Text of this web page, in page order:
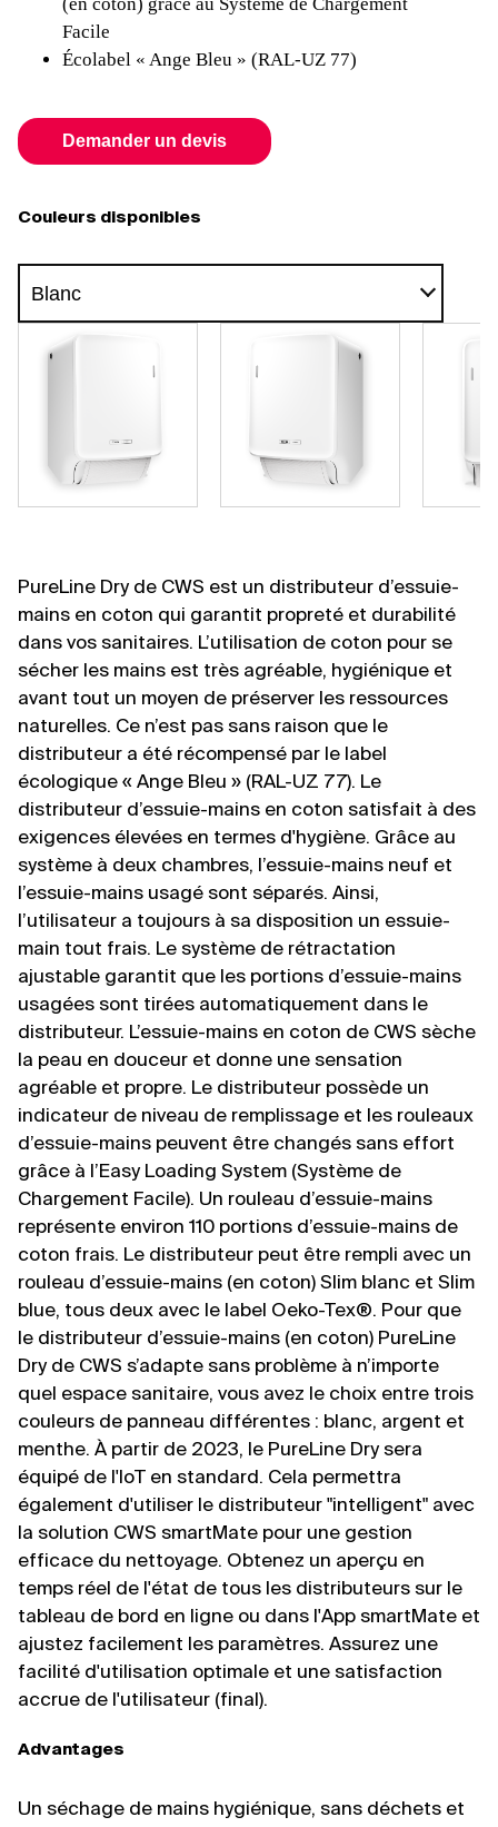
Facile
Écolabel « Ange Bleu » (RAL-UZ 77)
Demander un devis
Couleurs disponibles
PureLine Dry de CWS est un distributeur d’essuie-
mains en coton qui garantit propreté et durabilité
dans vos sanitaires. L’utilisation de coton pour se
sécher les mains est très agréable, hygiénique et
avant tout un moyen de préserver les ressources
naturelles. Ce n’est pas sans raison que le
distributeur a été récompensé par le label
écologique « Ange Bleu » (RAL-UZ 77). Le
distributeur d’essuie-mains en coton satisfait à des
exigences élevées en termes d'hygiène. Grâce au
système à deux chambres, l’essuie-mains neuf et
l’essuie-mains usagé sont séparés. Ainsi,
l’utilisateur a toujours à sa disposition un essuie-
main tout frais. Le système de rétractation
ajustable garantit que les portions d’essuie-mains
usagées sont tirées automatiquement dans le
distributeur. L’essuie-mains en coton de CWS sèche
la peau en douceur et donne une sensation
agréable et propre. Le distributeur possède un
indicateur de niveau de remplissage et les rouleaux
d’essuie-mains peuvent être changés sans effort
grâce à l’Easy Loading System (Système de
Chargement Facile). Un rouleau d’essuie-mains
représente environ 110 portions d’essuie-mains de
coton frais. Le distributeur peut être rempli avec un
rouleau d’essuie-mains (en coton) Slim blanc et Slim
blue, tous deux avec le label Oeko-Tex®. Pour que
le distributeur d’essuie-mains (en coton) PureLine
Dry de CWS s’adapte sans problème à n’importe
quel espace sanitaire, vous avez le choix entre trois
couleurs de panneau différentes : blanc, argent et
menthe. À partir de 2023, le PureLine Dry sera
équipé de l'IoT en standard. Cela permettra
également d'utiliser le distributeur "intelligent" avec
la solution CWS smartMate pour une gestion
efficace du nettoyage. Obtenez un aperçu en
temps réel de l'état de tous les distributeurs sur le
tableau de bord en ligne ou dans l'App smartMate et
ajustez facilement les paramètres. Assurez une
facilité d'utilisation optimale et une satisfaction
accrue de l'utilisateur (final).
Advantages
Un séchage de mains hygiénique, sans déchets et